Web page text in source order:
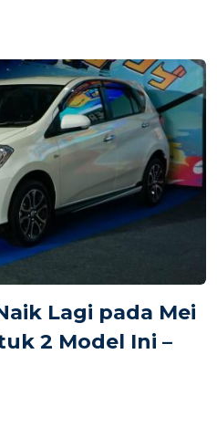
Lagi pada Mei
2 Model Ini –